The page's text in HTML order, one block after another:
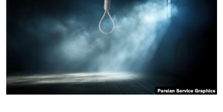
فرهنگ و زندگی
حقوق شهروندی
انتخابات ریاست جمهوری آمریکا ۲۰۲۴
حمله جمهوری اسلامی به اسرائیل
زبانهای مختلف